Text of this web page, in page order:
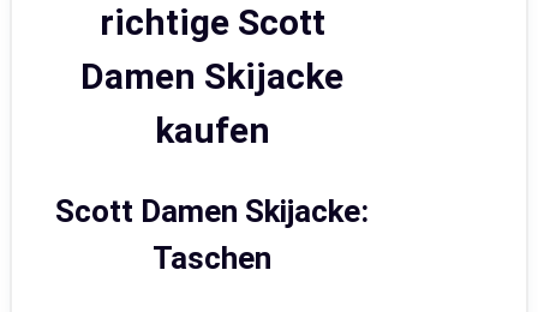
richtige Scott
Damen Skijacke
kaufen
Scott Damen Skijacke:
Taschen